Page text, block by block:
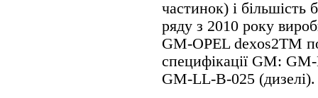
частинок) і більшість
ряду з 2010 року
GM-OPEL dexos2TM
специфікації GM:
GM-LL-B-025 (дизелі).